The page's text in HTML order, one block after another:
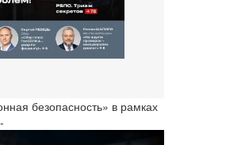
безопасность» в рамках